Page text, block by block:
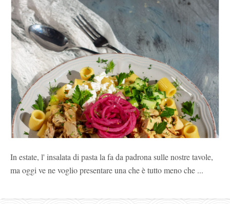
In estate, l' insalata di pasta la fa da padrona sulle nostre tavole,
ma oggi ve ne voglio presentare una che è tutto meno che ...